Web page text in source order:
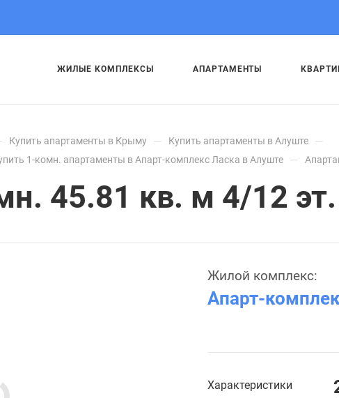
ЖИЛЫЕ КОМПЛЕКСЫ АПАРТАМЕНТЫ
Купить апартаменты в Крыму — Купить апартаменты в Алуште —
1-комн. апартаменты в Апарт-комплекс Ласка в Алуште —
45.81 кв. м 4/12 эт.
Жилой комплекс:
Апарт-
Характеристики